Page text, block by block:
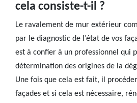
cela consiste-t-il ?
Le ravalement de mur extérieur
par le diagnostic de l’état de vos
est à confier à un professionnel qui
détermination des origines de la
Une fois que cela est fait, il
façades et si cela est nécessaire,